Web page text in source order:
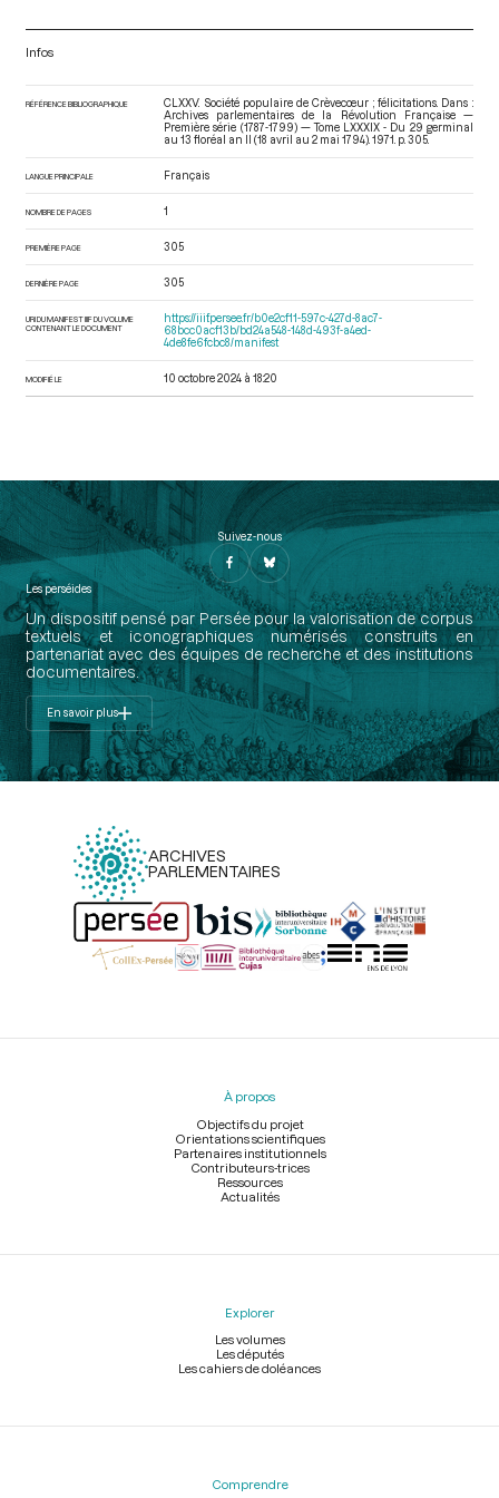
Infos
RÉFÉRENCE BIBLIOGRAPHIQUE
CLXXV. Société populaire de Crèvecœur ; félicitations. Dans :
Archives parlementaires de la Révolution Française —
Première série (1787-1799) — Tome LXXXIX - Du 29 germinal
au 13 floréal an II (18 avril au 2 mai 1794) . 1971. p. 305.
LANGUE PRINCIPALE Français
NOMBRE DE PAGES 1
PREMIÈRE PAGE 305
DERNIÈRE PAGE 305
URI DU MANIFEST IIIF DU VOLUME
CONTENANT LE DOCUMENT
https://iiif.persee.fr/b0e2cf11-597c-427d-8ac7-
68bcc0acf13b/bd24a548-148d-493f-a4ed-
4de8fe6fcbc8/manifest
MODIFIÉ LE 10 octobre 2024 à 18:20
Suivez-nous
Les perséides
Un dispositif pensé par Persée pour la valorisation de corpus
textuels et iconographiques numérisés construits en
partenariat avec des équipes de recherche et des institutions
documentaires.
En savoir plus
ARCHIVES
PARLEMENTAIRES
Menu
À propos
Objectifs du projet
Orientations scientifiques
Partenaires institutionnels
Contributeurs-trices
Ressources
Actualités
Explorer
Les volumes
Les députés
Les cahiers de doléances
Comprendre